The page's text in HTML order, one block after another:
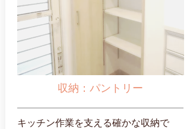
収納：パントリー
キッチン作業を支える確かな収納で